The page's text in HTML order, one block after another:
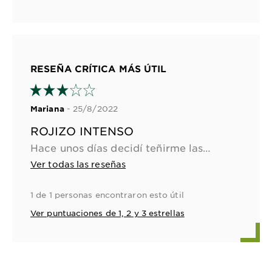
RESEÑA CRÍTICA MÁS ÚTIL
Mariana- 25/8/2022
ROJIZO INTENSO
Ver todas las reseñas
1 de 1 personas encontraron esto útil
Ver puntuaciones de 1, 2 y 3 estrellas